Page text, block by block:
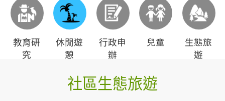
教育研
究
休閒遊
憩
行政申
辦
兒童
生態旅
遊
社區生態旅遊